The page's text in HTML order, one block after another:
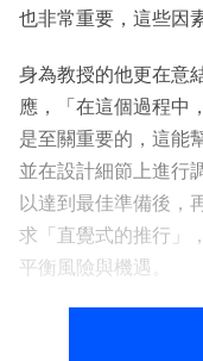
也非常重要，這些因
身為教授的他更在意
應，「在這個過程中
是至關重要的，這能
並在設計細節上進行
以達到最佳準備後，
求「直覺式的推行」
平衡風險與機遇。